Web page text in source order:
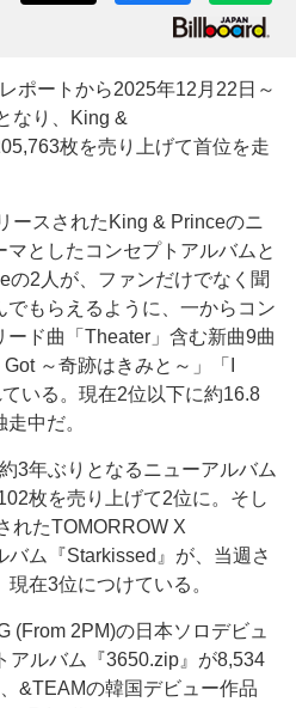
ポートから2025年12月22日～
なり、King &
枚を売り上げて首位を走
スされたKing & Princeのニ
マとしたコンセプトアルバムと
の2人が、ファンだけでなく聞
もらえるように、一からコン
ド曲「Theater」含む新曲9曲
～奇跡はきみと～」「I
いる。現在2位以下に約16.8
中だ。
3年ぶりとなるニューアルバム
枚を売り上げて2位に。そし
れたTOMORROW X
ム『Starkissed』が、当週さ
在3位につけている。
2PM)の日本ソロデビュ
アルバム『3650.zip』が8,534
&TEAMの韓国デビュー作品